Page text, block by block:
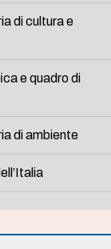
di cultura e
e quadro di
di ambiente